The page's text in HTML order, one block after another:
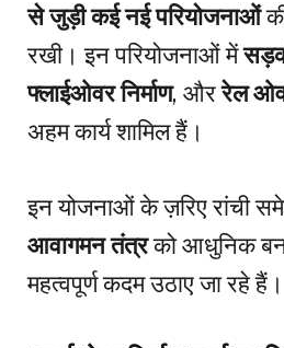
से जुड़ी कई नई परियोजनाओं
रखी। इन परियोजनाओं में
फ्लाईओवर निर्माण, औररेल
अहम कार्य शामिल हैं।
इन योजनाओं के ज़रिए रांची
आवागमन तंत्रको आधुनिक
महत्वपूर्ण कदम उठाए जा रहे हैं।